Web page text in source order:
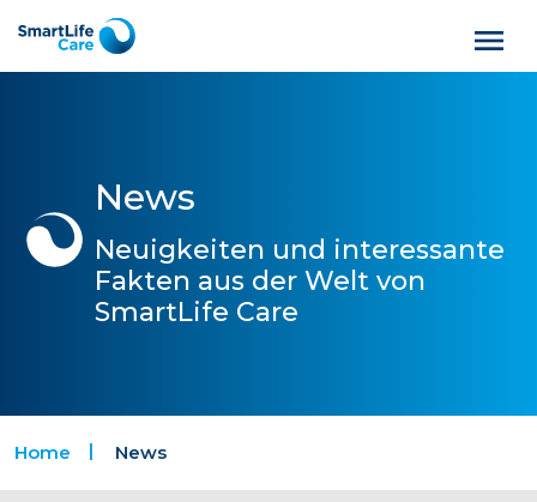
News
Neuigkeiten und interessante
Fakten aus der Welt von
SmartLife Care
Home News